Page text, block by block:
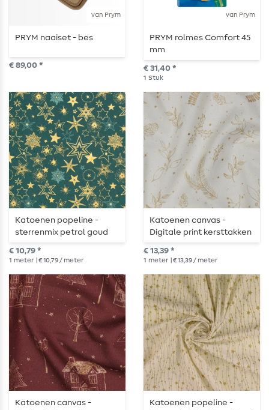
van Prym
PRYM naaiset - bes
€ 89,00 *
van Prym
PRYM rolmes Comfort 45
mm
€ 31,40 *
1 Stuk
Katoenen popeline -
sterrenmix petrol goud
€ 10,79 *
1 meter | € 10,79 / meter
Katoenen canvas -
Digitale print kersttakken
wit
€ 13,39 *
1 meter | € 13,39 / meter
Katoenen canvas -
Katoenen popeline -